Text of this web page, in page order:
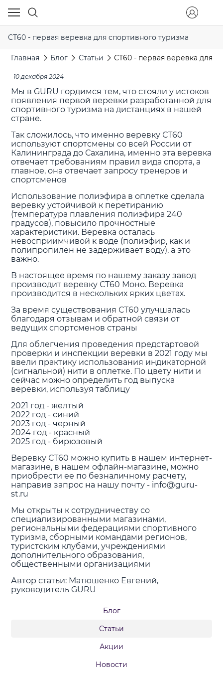
СТ60 - первая веревка для спортивного туризма
Главная Блог Статьи СТ60 - первая веревка для
10 декабря 2024
Мы в GURU гордимся тем, что стояли у истоков
появления первой веревки разработанной для
спортивного туризма на дистанциях в нашей
стране.
Так сложилось, что именно веревку СТ60
используют спортсмены со всей России от
Калининграда до Сахалина, именно эта веревка
отвечает требованиям правил вида спорта, а
главное, она отвечает запросу тренеров и
спортсменов
Использование полиэфира в оплетке сделала
веревку устойчивой к перетиранию
(температура плавления полиэфира 240
градусов), повысило прочностные
характеристики. Веревка осталась
невосприимчивой к воде (полиэфир, как и
полипропилен не задерживает воду), а это
важно.
В настоящее время по нашему заказу завод
производит веревку СТ60 Моно. Веревка
производится в нескольких ярких цветах.
За время существования СТ60 улучшалась
благодаря отзывам и обратной связи от
ведущих спортсменов страны
Для облегчения проведения предстартовой
проверки и инспекции веревки в 2021 году мы
ввели практику использования индикаторной
(сигнальной) нити в оплетке. По цвету нити и
сейчас можно определить год выпуска
веревки, используя таблицу
2021 год - желтый
2022 год - синий
2023 год - черный
2024 год - красный
2025 год - бирюзовый
Веревку СТ60 можно купить в нашем интернет-
магазине, в нашем офлайн-магазине, можно
приобрести ее по безналичному расчету,
направив запрос на нашу почту - info@guru-
st.ru
Мы открыты к сотрудничеству со
специализированными магазинами,
региональными федерациями спортивного
туризма, сборными командами регионов,
туристским клубами, учреждениями
дополнительного образования,
общественными организациями
Автор статьи: Матюшенко Евгений,
руководитель GURU
Блог
Статьи
Акции
Новости